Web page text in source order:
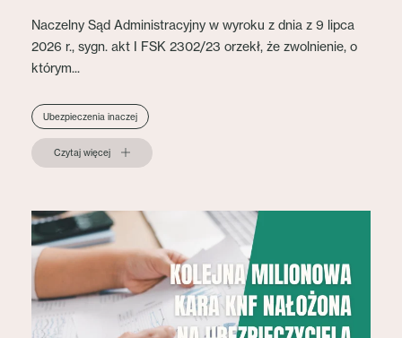
Naczelny Sąd Administracyjny w wyroku z dnia z 9 lipca
2026 r., sygn. akt I FSK 2302/23 orzekł, że zwolnienie, o
którym...
Ubezpieczenia inaczej
Czytaj więcej